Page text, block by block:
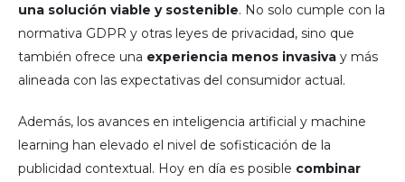
una solución viable y sostenible. No solo cumple con la
normativa GDPR y otras leyes de privacidad, sino que
también ofrece una experiencia menos invasiva y más
alineada con las expectativas del consumidor actual.
Además, los avances en inteligencia artificial y machine
learning han elevado el nivel de sofisticación de la
publicidad contextual. Hoy en día es posible combinar